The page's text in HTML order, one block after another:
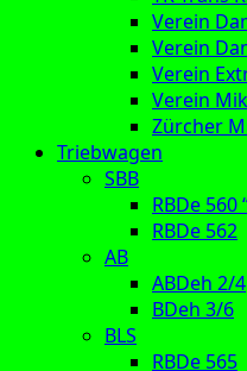
Verein
Verein
Verein
Verein
Zürcher
Triebwagen
SBB
RBDe 560
RBDe 562
AB
ABDeh 2/4
BDeh 3/6
BLS
RBDe 565